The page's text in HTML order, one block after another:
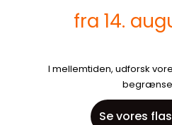
fra 14.
I mellemtiden, udforsk
Se vores